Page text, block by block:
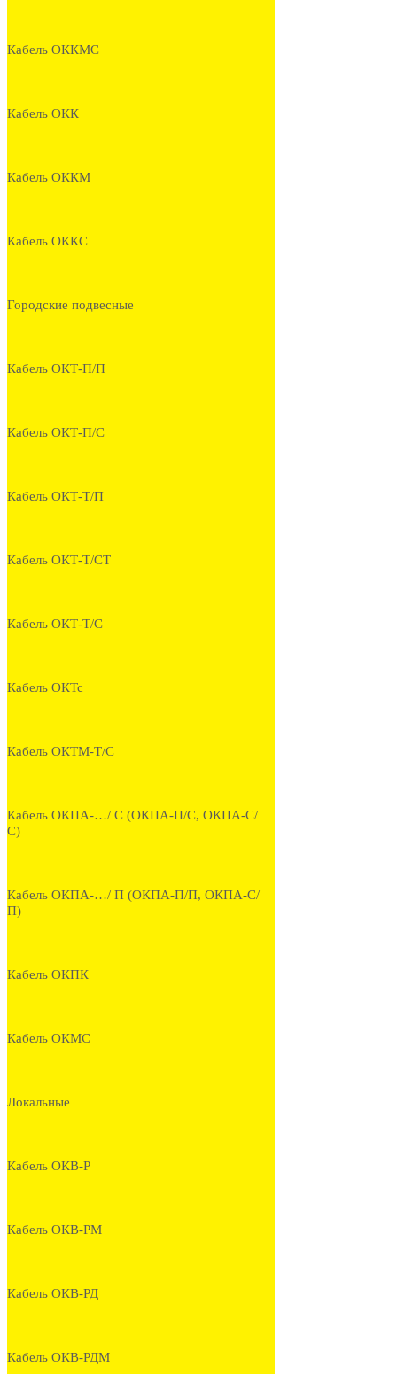
Кабель ОККМС
Кабель ОКК
Кабель ОККМ
Кабель ОККС
Городские подвесные
Кабель ОКТ-П/П
Кабель ОКТ-П/С
Кабель ОКТ-Т/П
Кабель ОКТ-Т/СТ
Кабель ОКТ-Т/С
Кабель ОКТс
Кабель ОКТМ-Т/С
Кабель ОКПА-…/ С (ОКПА-П/С, ОКПА-С/
С)
Кабель ОКПА-…/ П (ОКПА-П/П, ОКПА-С/
П)
Кабель ОКПК
Кабель ОКМС
Локальные
Кабель ОКВ-Р
Кабель ОКВ-РМ
Кабель ОКВ-РД
Кабель ОКВ-РДМ